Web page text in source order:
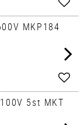
Add
MKP184
Add
5st MKT